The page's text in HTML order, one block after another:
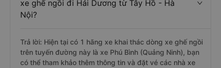
xe ghế ngồi đi Hải Dương từ Tây Hồ - Hà
Nội?
Trả lời: Hiện tại có 1 hãng xe khai thác dòng xe ghế ngồi
trên tuyến đường này là xe Phú Bình (Quảng Ninh), bạn
có thể tham khảo thêm thông tin và đặt vé các nhà xe